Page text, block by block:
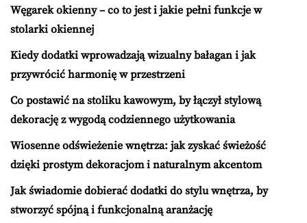
Węgarek okienny – co to jest i jakie pełni funkcje w
stolarki okiennej
Kiedy dodatki wprowadzają wizualny bałagan i jak
przywrócić harmonię w przestrzeni
Co postawić na stoliku kawowym, by łączył stylową
dekorację z wygodą codziennego użytkowania
Wiosenne odświeżenie wnętrza: jak zyskać świeżość
dzięki prostym dekoracjom i naturalnym akcentom
Jak świadomie dobierać dodatki do stylu wnętrza, by
stworzyć spójną i funkcjonalną aranżację